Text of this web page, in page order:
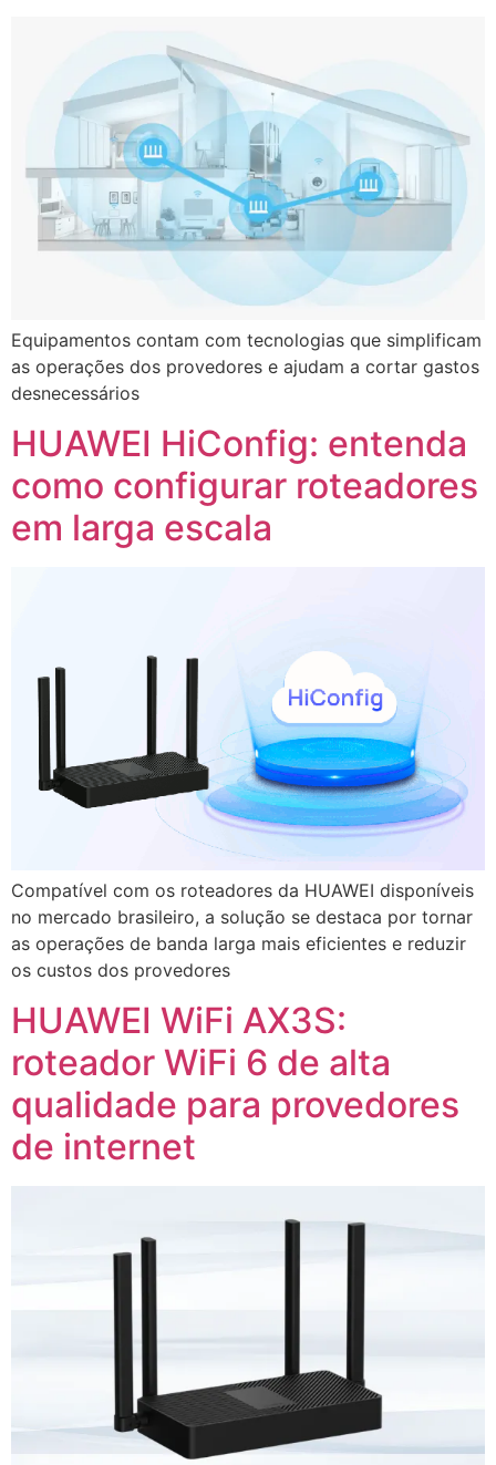
Equipamentos contam com tecnologias que simplificam
as operações dos provedores e ajudam a cortar gastos
desnecessários
HUAWEI HiConfig: entenda
como configurar roteadores
em larga escala
Compatível com os roteadores da HUAWEI disponíveis
no mercado brasileiro, a solução se destaca por tornar
as operações de banda larga mais eficientes e reduzir
os custos dos provedores
HUAWEI WiFi AX3S:
roteador WiFi 6 de alta
qualidade para provedores
de internet